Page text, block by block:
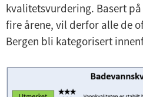
kvalitetsvurdering. Basert
fire årene, vil derfor alle de
Bergen bli kategorisert